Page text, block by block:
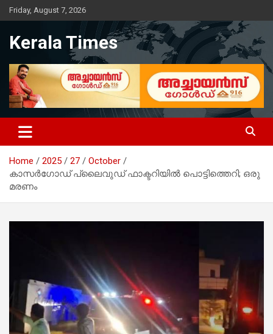
Skip
to
Friday, August 7, 2026
Kerala Times
Home 2025 27
October
കാസർഗോഡ് പ്ലൈവുഡ് ഫാക്ടറിയിൽ പൊട്ടിത്തെറി; ഒരു
മരണം